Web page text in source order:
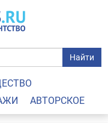
Найти
АВТОРСКОЕ